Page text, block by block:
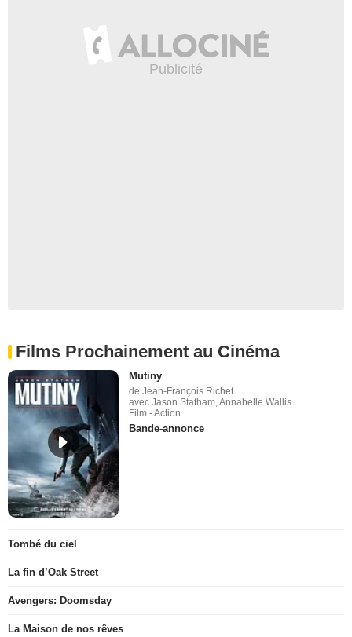
Films Prochainement au Cinéma
Mutiny
de Jean-François Richet
avec Jason Statham, Annabelle Wallis
Film - Action
Bande-annonce
Tombé du ciel
La fin d’Oak Street
Avengers: Doomsday
La Maison de nos rêves